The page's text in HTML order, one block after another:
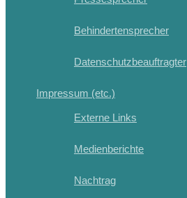
Behindertensprecher
Datenschutzbeauftragter
Impressum (etc.)
Externe Links
Medienberichte
Nachtrag